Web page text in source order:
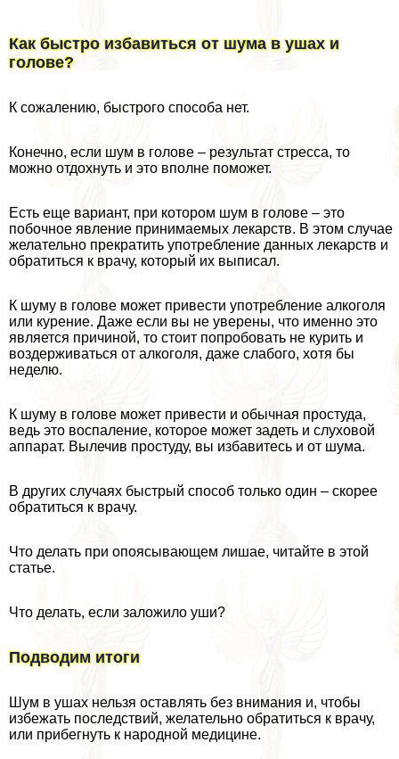
Как быстро избавиться от шума в ушах и
голове?
К сожалению, быстрого способа нет.
Конечно, если шум в голове – результат стресса, то
можно отдохнуть и это вполне поможет.
Есть еще вариант, при котором шум в голове – это
побочное явление принимаемых лекарств. В этом случае
желательно прекратить употрeбление данных лекарств и
обратиться к врачу, который их выписал.
К шуму в голове может привести употрeбление алкоголя
или курение. Даже если вы не уверены, что именно это
является причиной, то стоит попробовать не курить и
воздерживаться от алкоголя, даже слабого, хотя бы
неделю.
К шуму в голове может привести и обычная простуда,
ведь это воспаление, которое может задеть и слуховой
аппарат. Вылечив простуду, вы избавитесь и от шума.
В других случаях быстрый способ только один – скорее
обратиться к врачу.
Что делать при опоясывающем лишае, читайте в этой
статье.
Что делать, если заложило уши?
Подводим итоги
Шум в ушах нельзя оставлять без внимания и, чтобы
избежать последствий, желательно обратиться к врачу,
или прибегнуть к народной медицине.